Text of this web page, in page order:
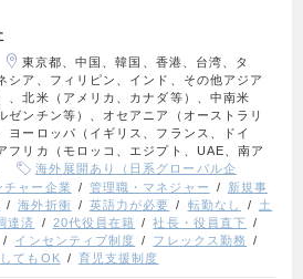
東京都、中国、韓国、香港、台湾、タ
シア、フィリピン、インド、その他アジア
、北米（アメリカ、カナダ等）、中南米
ゼンチン等）、オセアニア（オーストラリ
ヨーロッパ（イギリス、フランス、ドイ
フリカ（モロッコ、エジプト、UAE、南ア
海外展開あり（日系グローバル企
チャー企業 管理職・マネジャー
新規事
海外折衝 英語力が必要 転勤なし
土
達済 20代役員在籍
社長・役員直下
インセンティブ制度
フレックス勤務
てもOK 育児支援制度